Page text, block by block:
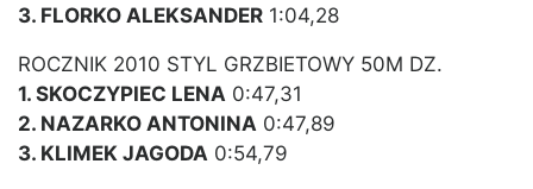
3. FLORKO ALEKSANDER 1:04,28
ROCZNIK 2010 STYL GRZBIETOWY 50M DZ.
1. SKOCZYPIEC LENA 0:47,31
2. NAZARKO ANTONINA 0:47,89
3. KLIMEK JAGODA 0:54,79